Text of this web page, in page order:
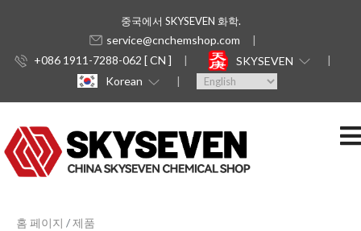
중국에서 SKYSEVEN 화학.
service@cnchemshop.com
+086 1911-7288-062 [ CN ]
SKYSEVEN
Korean
홈 페이지 제품